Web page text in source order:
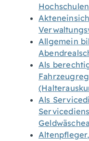
Allgemein
Als
Als